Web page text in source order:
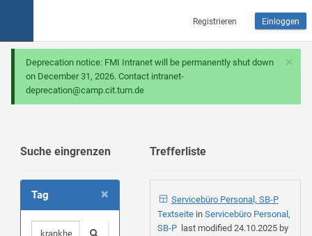
Registrieren Einloggen
×
Deprecation notice: FMI Intranet will be permanently shut down
on December 31, 2026. Contact intranet-
deprecation@camp.cit.tum.de
Suche eingrenzen
×
Tag
Trefferliste
Servicebüro Personal, SB-P
Textseite in Servicebüro Personal,
SB-Plast modified 24.10.2025by